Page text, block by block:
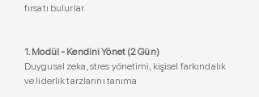
fırsatı bulurlar.
1. Modül - Kendini Yönet (2 Gün)
Duygusal zeka, stres yönetimi, kişisel farkındalık
ve liderlik tarzlarını tanıma